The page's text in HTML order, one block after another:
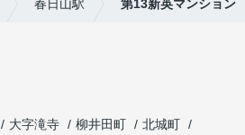
春日山駅 第13新英マンション
大字滝寺 柳井田町
北城町